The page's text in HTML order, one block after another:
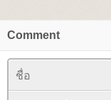
Comment